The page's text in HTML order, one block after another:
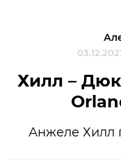
Хилл –
Анжеле Хилл